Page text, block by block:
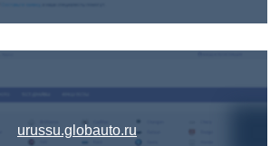
urussu.globauto.ru